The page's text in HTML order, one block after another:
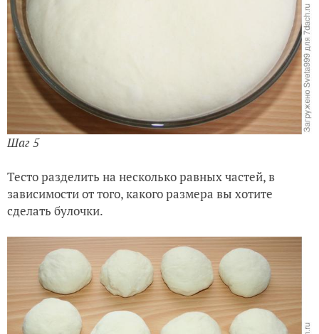
Шаг 5
Тесто разделить на несколько равных частей, в
зависимости от того, какого размера вы хотите
сделать булочки.